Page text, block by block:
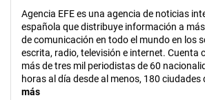
Agencia EFE es una agencia de noticias
española que distribuye información a
de comunicación en todo el mundo en los
escrita, radio, televisión e internet. Cuenta
más de tres mil periodistas de 60
horas al día desde al menos, 180 ciudades
más